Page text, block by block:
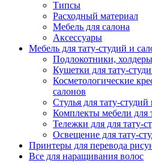
Типсы
Расходный материал
Мебель для салона
Аксессуары
Мебель для тату-студий и
Подлокотники,
Кушетки для тату-
Косметологические
салонов
Стулья для тату-студий
Комплекты мебели для
Тележки для для тату-
Освещение для тату-
Принтеры для перевода
Все для наращивания волос